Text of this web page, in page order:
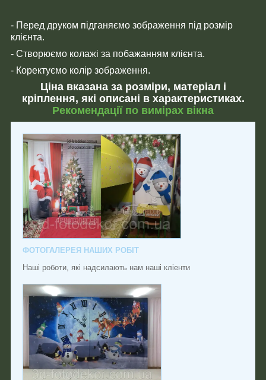
- Перед друком підганяємо зображення під розмір
клієнта.
- Створюємо колажі за побажанням клієнта.
- Коректуємо колір зображення.
Ціна вказана за розміри, матеріал і
кріплення, які описані в характеристиках.
Рекомендації по вимірах вікна
ФОТОГАЛЕРЕЯ НАШИХ РОБІТ
Наші роботи, які надсилають нам наші кліенти